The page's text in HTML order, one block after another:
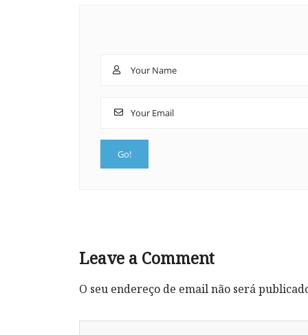
Leave a Comment
O seu endereço de email não será